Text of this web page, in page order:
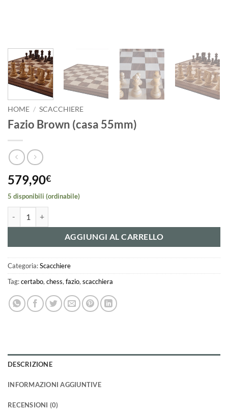
HOME / SCACCHIERE
Fazio Brown (casa 55mm)
579,90€
5 disponibili (ordinabile)
AGGIUNGI AL CARRELLO
Categoria:Scacchiere
Tag:certabo, chess, fazio, scacchiera
DESCRIZIONE
INFORMAZIONI AGGIUNTIVE
RECENSIONI (0)